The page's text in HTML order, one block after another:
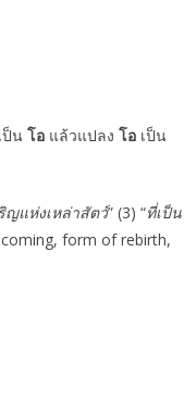
ป็น โอ แล้วแปลง โอ เป็น
ญแห่งเหล่าสัตว์” (3) “ที่เป็น
form of rebirth,